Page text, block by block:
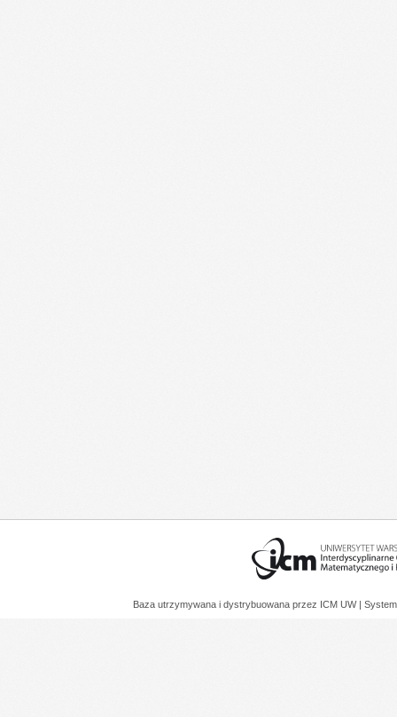
Baza utrzymywana i dystrybuowana przez ICM UW |